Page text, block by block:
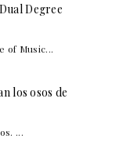
Degree
of Music...
los osos de
...